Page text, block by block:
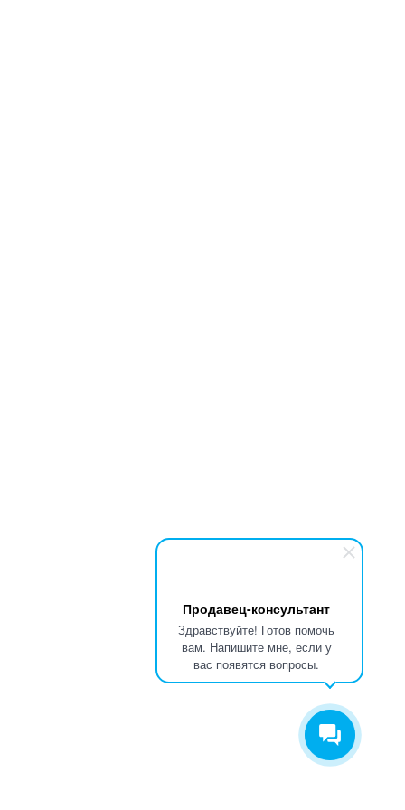
Продавец-консультант
Здравствуйте! Готов помочь
вам. Напишите мне, если у
вас появятся вопросы.